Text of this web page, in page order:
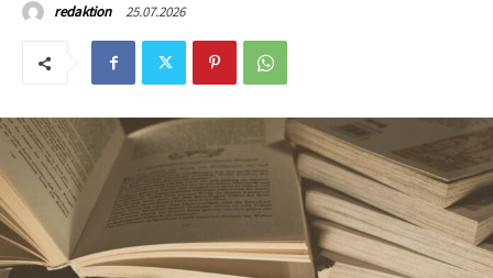
redaktion 25.07.2026